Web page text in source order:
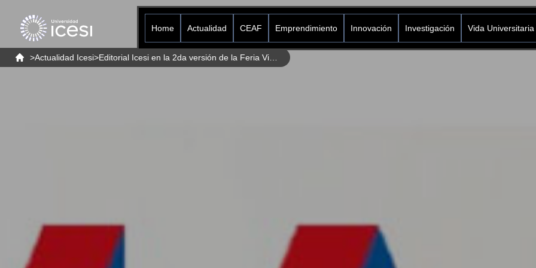
>Actualidad Icesi>
Home Actualidad CEAF Emprendimiento Innovación Investigación Vida Universitaria